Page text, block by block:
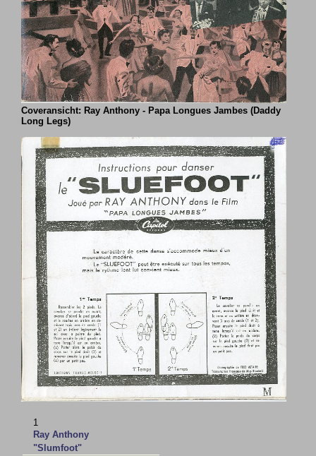
Coveransicht: Ray Anthony - Papa Longues Jambes (Daddy
Long Legs)
1
Ray Anthony
"Slumfoot"